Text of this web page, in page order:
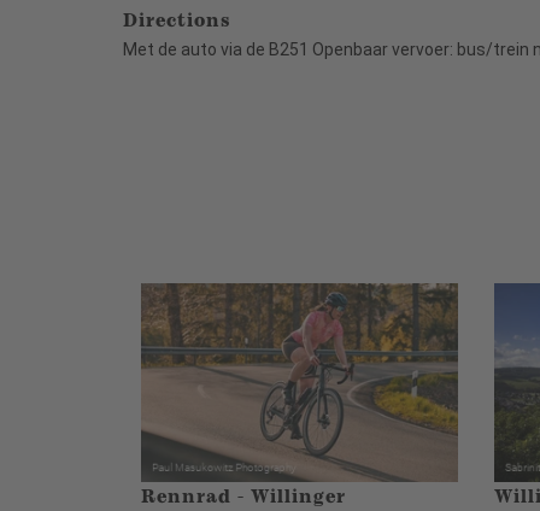
Directions
Met de auto via de B251 Openbaar vervoer: bus/
Rennrad - Willinger